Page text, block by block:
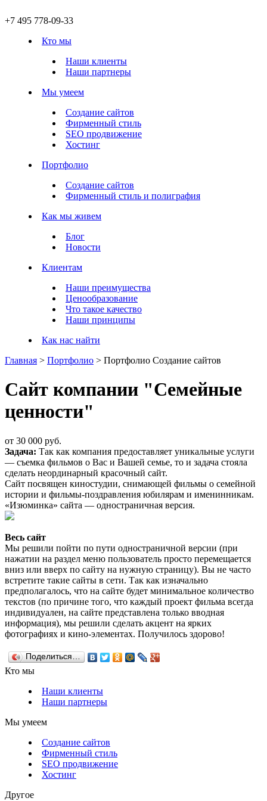
+7 495 778-09-33
Кто мы
Наши клиенты
Наши партнеры
Мы умеем
Создание сайтов
Фирменный стиль
SEO продвижение
Хостинг
Портфолио
Создание сайтов
Фирменный стиль и полиграфия
Как мы живем
Блог
Новости
Клиентам
Наши преимущества
Ценообразование
Что такое качество
Наши принципы
Как нас найти
Главная > Портфолио > Портфолио Создание сайтов
Сайт компании "Семейные
ценности"
от 30 000 руб.
Задача: Так как компания предоставляет уникальные услуги
— съемка фильмов о Вас и Вашей семье, то и задача стояла
сделать неординарный красочный сайт.
Сайт посвящен киностудии, снимающей фильмы о семейной
истории и фильмы-поздравления юбилярам и именинникам.
«Изюминка» сайта — одностраничная версия.
Весь сайт
Мы решили пойти по пути одностраничной версии (при
нажатии на раздел меню пользователь просто перемещается
вниз или вверх по сайту на нужную страницу). Вы не часто
встретите такие сайты в сети. Так как изначально
предполагалось, что на сайте будет минимальное количество
текстов (по причине того, что каждый проект фильма всегда
индивидуален, на сайте представлена только вводная
информация), мы решили сделать акцент на ярких
фотографиях и кино-элементах. Получилось здорово!
Поделиться…
Кто мы
Наши клиенты
Наши партнеры
Мы умеем
Создание сайтов
Фирменный стиль
SEO продвижение
Хостинг
Другое